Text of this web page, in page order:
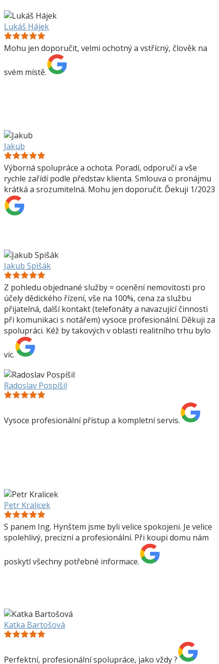
Lukáš Hájek
Mohu jen doporučit, velmi ochotný a vstřícný, člověk na
svém místě.
Jakub
Výborná spolupráce a ochota. Poradí, odporučí a vše
rychle zařídí podle představ klienta. Smlouva o pronájmu
krátká a srozumitelná. Mohu jen doporučit. Ďekuji 1/2023
Jakub Spišák
Z pohledu objednané služby = ocenění nemovitosti pro
účely dědického řízení, vše na 100%, cena za službu
přijatelná, další kontakt (telefonáty a navazující činnosti
při komunikaci s notářem) vysoce profesionální. Děkuji za
spolupráci. Kéž by takových v oblasti realitního trhu bylo
víc.
Radoslav Pospíšil
Vysoce profesionální přístup a kompletní servis.
Petr Kralicek
S panem Ing. Hynštem jsme byli velice spokojeni. Je velice
spolehlivý, precizní a profesionální. Při koupi domu nám
poskytl všechny potřebné informace.
Katka Bartošová
Perfektní, profesionální spolupráce, jako vždy ?